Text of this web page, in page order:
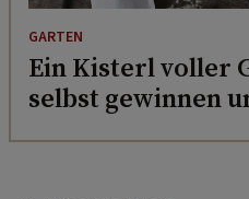
GARTEN
Ein Kisterl voller
selbst gewinnen